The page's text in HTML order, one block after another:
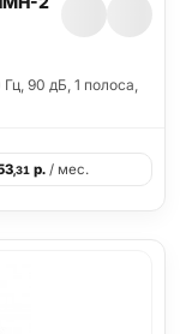
90 дБ, 1 полоса,
,31 р. / мес.